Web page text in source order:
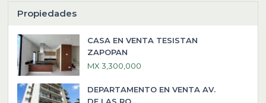
Propiedades
CASA EN VENTA TESISTAN
ZAPOPAN
MX 3,300,000
DEPARTAMENTO EN VENTA AV.
DE LAS RO...